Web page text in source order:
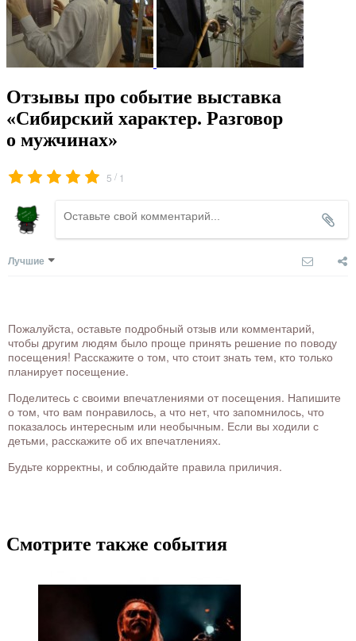
Отзывы про событие выставка
«Сибирский характер. Разговор
о мужчинах»
5 / 1
Лучшие
Пожалуйста, оставьте подробный отзыв или комментарий,
чтобы другим людям было проще принять решение по поводу
посещения! Расскажите о том, что стоит знать тем, кто только
планирует посещение.
Поделитесь с своими впечатлениями от посещения. Напишите
о том, что вам понравилось, а что нет, что запомнилось, что
показалось интересным или необычным. Если вы ходили с
детьми, расскажите об их впечатлениях.
Будьте корректны, и соблюдайте правила приличия.
Смотрите также события